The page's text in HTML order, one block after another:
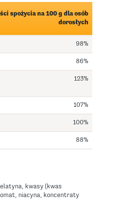
spożycia na 100 g dla osób
dorosłych
98%
86%
123%
107%
100%
88%
kwasy (kwas
niacyna, koncentraty